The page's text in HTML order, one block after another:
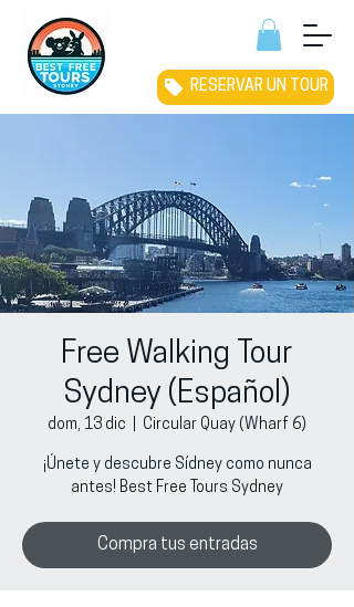
RESERVAR UN TOUR
Free Walking Tour
Sydney (Español)
dom, 13 dic Circular Quay (Wharf 6)
¡Únete y descubre Sídney como nunca
antes! Best Free Tours Sydney
Compra tus entradas